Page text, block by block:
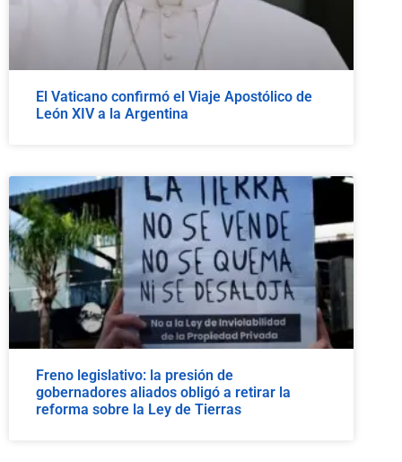
El Vaticano confirmó el Viaje Apostólico de
León XIV a la Argentina
Freno legislativo: la presión de
gobernadores aliados obligó a retirar la
reforma sobre la Ley de Tierras